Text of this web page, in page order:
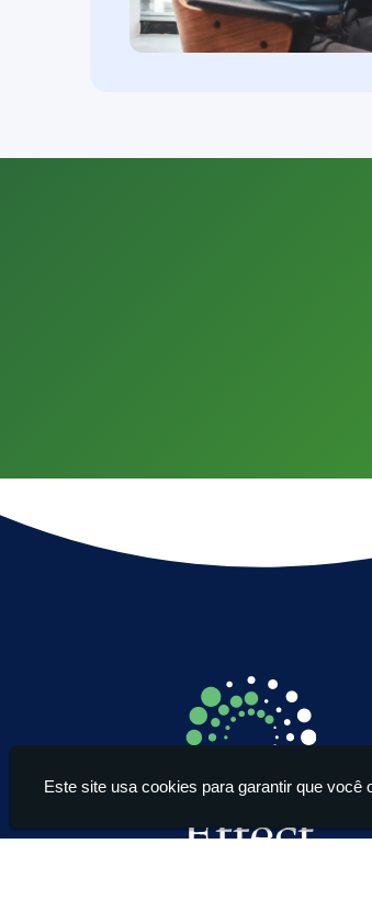
Este site usa cookies para garantir que você